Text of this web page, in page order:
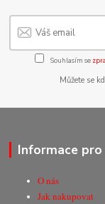
Souhlasím se
Můžete se
Informace pro
O nás
Jak nakupovat